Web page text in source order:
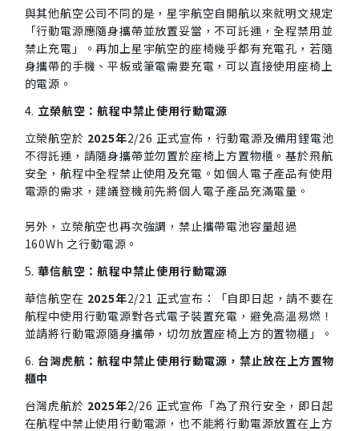
與其他航空公司不同的是，星宇航空自開航以來就明文規定
「行動電源應隨身攜帶並放置妥當，不可託運，全程禁用並
禁止充電」。再加上星宇航空的座椅幾乎都有充電孔，若隨
身攜帶的手機、平板或筆電需要充電，可以直接使用座椅上
的電源。
4. 立榮航空：航程中禁止使用行動電源
立榮航空於 2025年2/26 正式宣佈，行動電源及備用鋰電池
不得託運，請隨身攜帶並勿置於座椅上方置物櫃。基於飛航
安全，航程中全程禁止使用及充電。如個人電子產品有使用
電源的需求，建議登機前先將個人電子產品充滿電量。
另外，立榮航空也再次強調，禁止攜帶電池容量超過
160Wh 之行動電源。
5. 華信航空：航程中禁止使用行動電源
華信航空在 2025年2/21 正式宣布：「自即日起，請不要在
航程中使用行動電源對各式電子裝置充電，避免高溫易燃！
並請將行動電源隨身攜帶，切勿放置座椅上方的置物櫃」。
6. 台灣虎航：航程中禁止使用行動電源，禁止放在上方置物
櫃中
台灣虎航於 2025年2/26 正式宣佈「為了飛行安全，即日起
在航程中禁止使用行動電源，也不能將行動電源放置在上方